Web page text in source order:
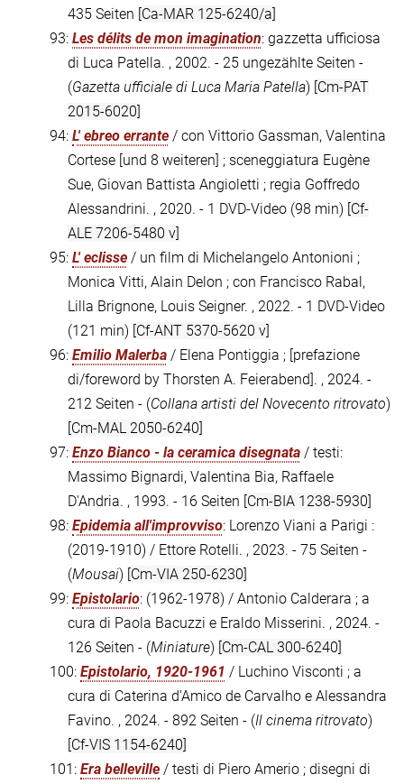
435 Seiten [Ca-MAR 125-6240/a]
93: Les délits de mon imagination: gazzetta ufficiosa
di Luca Patella. , 2002. - 25 ungezählte Seiten -
(Gazetta ufficiale di Luca Maria Patella) [Cm-PAT
2015-6020]
94: L' ebreo errante / con Vittorio Gassman, Valentina
Cortese [und 8 weiteren] ; sceneggiatura Eugène
Sue, Giovan Battista Angioletti ; regia Goffredo
Alessandrini. , 2020. - 1 DVD-Video (98 min) [Cf-
ALE 7206-5480 v]
95: L' eclisse / un film di Michelangelo Antonioni ;
Monica Vitti, Alain Delon ; con Francisco Rabal,
Lilla Brignone, Louis Seigner. , 2022. - 1 DVD-Video
(121 min) [Cf-ANT 5370-5620 v]
96: Emilio Malerba / Elena Pontiggia ; [prefazione
di/foreword by Thorsten A. Feierabend]. , 2024. -
212 Seiten - (Collana artisti del Novecento ritrovato)
[Cm-MAL 2050-6240]
97: Enzo Bianco - la ceramica disegnata / testi:
Massimo Bignardi, Valentina Bia, Raffaele
D'Andria. , 1993. - 16 Seiten [Cm-BIA 1238-5930]
98: Epidemia all'improvviso: Lorenzo Viani a Parigi :
(2019-1910) / Ettore Rotelli. , 2023. - 75 Seiten -
(Mousai) [Cm-VIA 250-6230]
99: Epistolario: (1962-1978) / Antonio Calderara ; a
cura di Paola Bacuzzi e Eraldo Misserini. , 2024. -
126 Seiten - (Miniature) [Cm-CAL 300-6240]
100: Epistolario, 1920-1961 / Luchino Visconti ; a
cura di Caterina d'Amico de Carvalho e Alessandra
Favino. , 2024. - 892 Seiten - (Il cinema ritrovato)
[Cf-VIS 1154-6240]
101: Era belleville / testi di Piero Amerio ; disegni di